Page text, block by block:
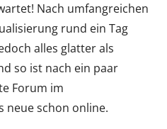
Nach umfangreichen
rund ein Tag
alles glatter als
so ist nach ein paar
Forum im
neue schon online.